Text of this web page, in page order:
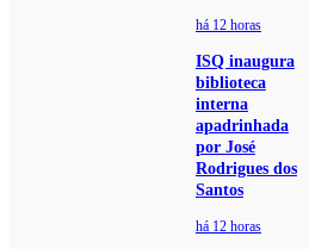
há 12 horas
ISQ inaugura
biblioteca
interna
apadrinhada
por José
Rodrigues dos
Santos
há 12 horas